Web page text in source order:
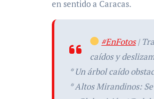
en sentido a Caracas.
#EnFotos|
caídos y
* Un árbol caído
* Altos Mirandinos: